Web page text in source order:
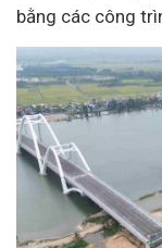
bằng các công